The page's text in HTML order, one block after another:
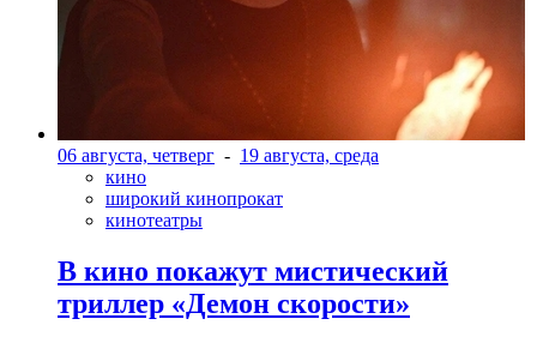
06 августа, четверг - 19 августа, среда
кино
широкий кинопрокат
кинотеатры
В кино покажут мистический
триллер «Демон скорости»